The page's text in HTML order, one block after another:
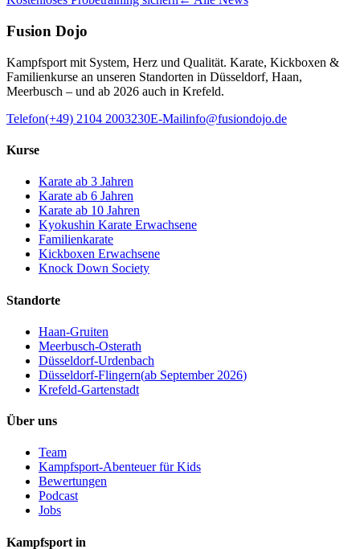
Fusion Dojo
Kampfsport mit System, Herz und Qualität. Karate, Kickboxen &
Familienkurse an unseren Standorten in Düsseldorf, Haan,
Meerbusch – und ab 2026 auch in Krefeld.
Telefon(+49) 2104 2003230E-Mailinfo@fusiondojo.de
Kurse
Karate ab 3 Jahren
Karate ab 6 Jahren
Karate ab 10 Jahren
Kyokushin Karate Erwachsene
Familienkarate
Kickboxen Erwachsene
Knock Down Society
Standorte
Haan-Gruiten
Meerbusch-Osterath
Düsseldorf-Urdenbach
Düsseldorf-Flingern(ab September 2026)
Krefeld-Gartenstadt
Über uns
Team
Kampfsport-Abenteuer für Kids
Bewertungen
Podcast
Jobs
Kampfsport in